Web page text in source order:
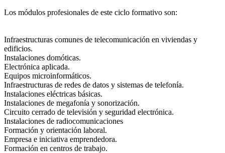
Los módulos profesionales de este ciclo formativo son:
Infraestructuras comunes de telecomunicación en viviendas y
edificios.
Instalaciones domóticas.
Electrónica aplicada.
Equipos microinformáticos.
Infraestructuras de redes de datos y sistemas de telefonía.
Instalaciones eléctricas básicas.
Instalaciones de megafonía y sonorización.
Circuito cerrado de televisión y seguridad electrónica.
Instalaciones de radiocomunicaciones
Formación y orientación laboral.
Empresa e iniciativa emprendedora.
Formación en centros de trabajo.